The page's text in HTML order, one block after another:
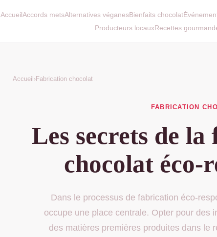
AccueilAccords metsAlternatives véganesBienfaits chocolat
Producteurs locauxRecettes
Accueil ›Fabrication chocolat
FABRICATION
Les secrets de
chocolat éco-
Dans le processus de fabrication éco-
occupe une place centrale. Opter pour des
des matières premières produites dans le